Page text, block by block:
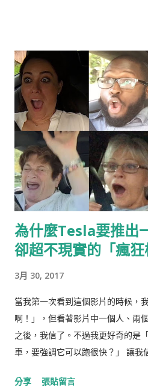
為什麼Tesla要推出
卻超不現實的「瘋狂
3月 30, 2017
當我第一次看到這個影片的時候，
啊！」，但看著影片中一個人、兩
之後，我信了。不過我更好奇的是
車，要強調它可以跑很快？」 讓我
分享 張貼留言